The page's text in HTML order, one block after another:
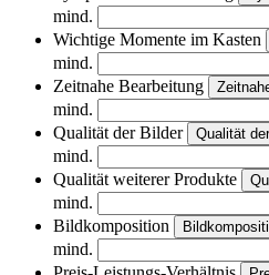
mind.
Wichtige Momente im Kasten
mind.
Zeitnahe Bearbeitung
mind.
Qualität der Bilder
Qualität
mind.
Qualität weiterer Produkte
mind.
Bildkomposition
mind.